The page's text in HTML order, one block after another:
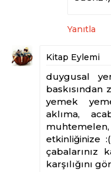
Yanıtla
Kitap Eylemi
duygusal
yemek
aklıma,
etkinliğinize
çabalarınız
karşılığını